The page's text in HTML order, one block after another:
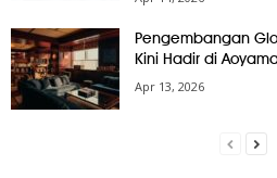
Pengembangan
Kini Hadir di
Apr 13, 2026